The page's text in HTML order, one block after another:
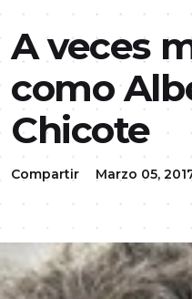
A veces
como
Chicote
Compartir Marzo 05,